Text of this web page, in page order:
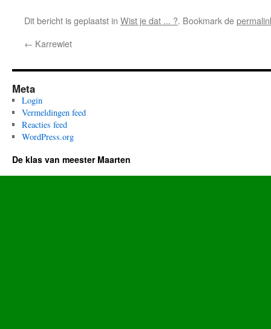
Dit bericht is geplaatst in Wist je dat ... ?. Bookmark de
← Karrewiet
Meta
Login
Vermeldingen feed
Reacties feed
WordPress.org
De klas van meester Maarten